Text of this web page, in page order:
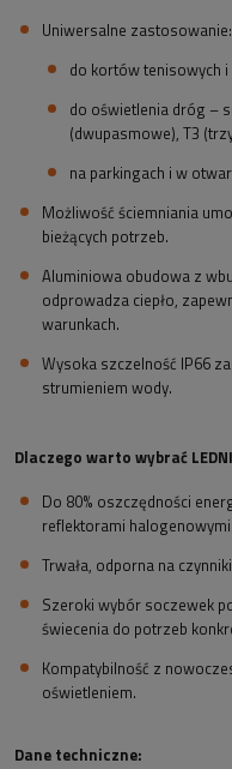
Uniwersalne zastosowanie:
do kortów tenisowych
do oświetlenia dróg –
(dwupasmowe), T3
na parkingach i w
Możliwość ściemniania
bieżących potrzeb.
Aluminiowa obudowa z
odprowadza ciepło,
warunkach.
Wysoka szczelność IP66
strumieniem wody.
Dlaczego warto wybrać
Do 80% oszczędności
reflektorami halogenowymi.
Trwała, odporna na
Szeroki wybór soczewek
świecenia do potrzeb
Kompatybilność z
oświetleniem.
Dane techniczne: